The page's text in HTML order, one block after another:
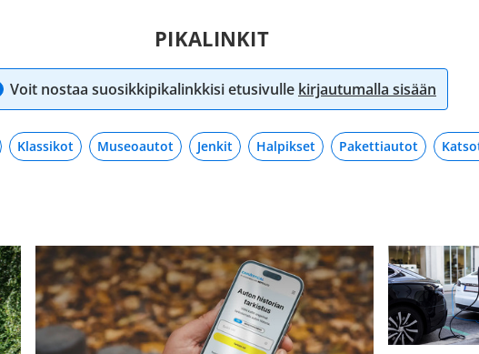
PIKALINKIT
Voit nostaa suosikkipikalinkkisi etusivulle kirjautumalla sisään
Klassikot Museoautot Jenkit Halpikset Pakettiautot